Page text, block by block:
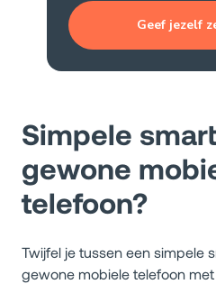
Geef jezelf
Simpele
gewone
telefoon?
Twijfel je tussen een simpele
gewone mobiele telefoon